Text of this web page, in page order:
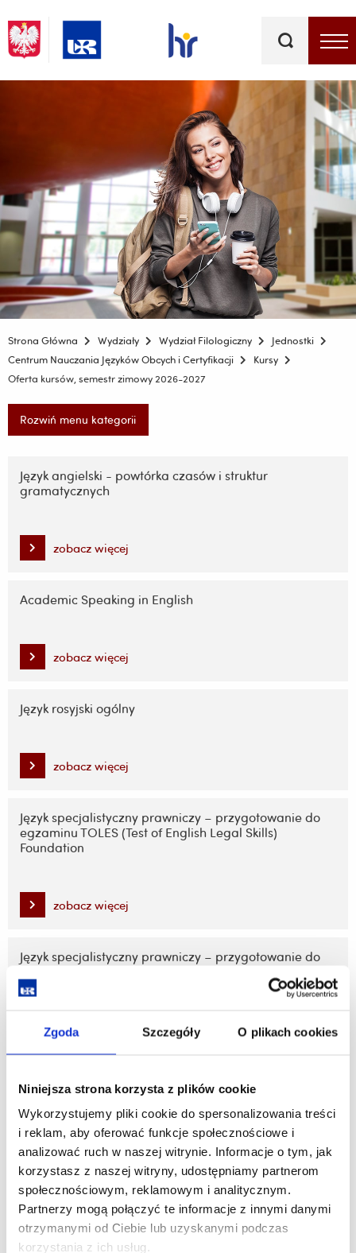
Zgoda Szczegóły O plikach cookies
Niniejsza strona korzysta z plików cookie
Wykorzystujemy pliki cookie do spersonalizowania treści
i reklam, aby oferować funkcje społecznościowe i
analizować ruch w naszej witrynie. Informacje o tym, jak
korzystasz z naszej witryny, udostępniamy partnerom
społecznościowym, reklamowym i analitycznym.
Partnerzy mogą połączyć te informacje z innymi danymi
otrzymanymi od Ciebie lub uzyskanymi podczas
korzystania z ich usług.
kluczowe
Strona Główna Wydziały Wydział Filologiczny
Jednostki
Centrum Nauczania Języków Obcych i Certyfikacji
Kursy
Oferta kursów, semestr zimowy 2026-2027
Rozwiń menu kategorii
nawigację
treści
Język angielski - powtórka czasów i struktur
gramatycznych
zobacz więcej
Academic Speaking in English
zobacz więcej
Język rosyjski ogólny
zobacz więcej
Język specjalistyczny prawniczy – przygotowanie do
egzaminu TOLES (Test of English Legal Skills)
Foundation
zobacz więcej
Język specjalistyczny prawniczy – przygotowanie do
zobacz więcej
Język angielski prawniczy dla pracowników
zobacz więcej
Język angielski ogólny
zobacz więcej